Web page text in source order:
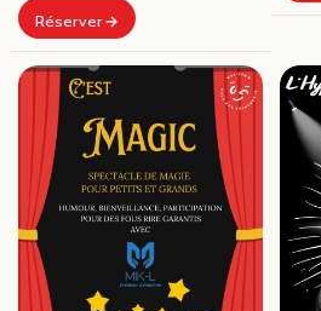
Réserver